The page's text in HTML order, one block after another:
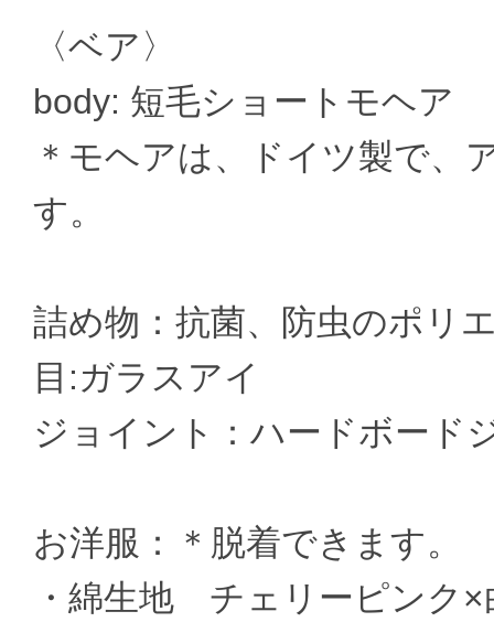
〈ベア〉
body: 短毛ショートモヘア
＊モヘアは、ドイツ製で、
す。
詰め物：抗菌、防虫のポリ
目:ガラスアイ
ジョイント：ハードボード
お洋服：＊脱着できます。
・綿生地 チェリーピンク